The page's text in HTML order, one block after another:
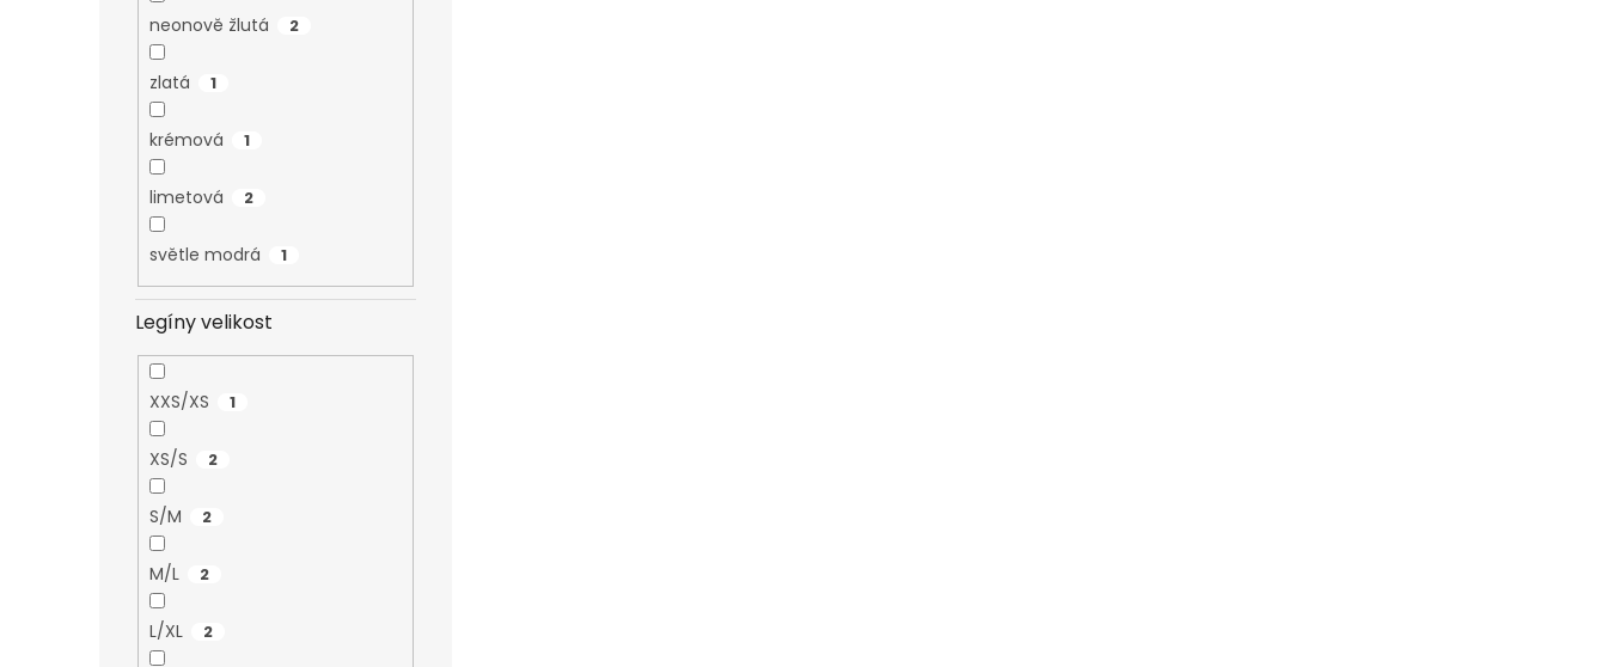
neonově žlutá 2
zlatá 1
krémová 1
limetová 2
světle modrá 1
Legíny velikost
XXS/XS 1
XS/S 2
S/M 2
M/L 2
L/XL 2